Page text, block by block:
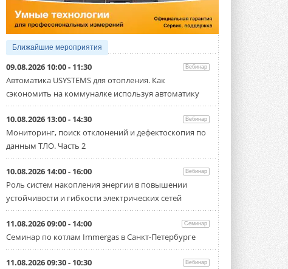
21-й ежегодный форум
«ЦОД-2026»
Мероприятие пройдет 2-3 сентября в
отеле Radisson Slavyanskaya. Форум
посетит более двух тысяч участников ...
5 АВГУСТА 2026
Китайская Shenling представила
линейку тепловых насосов
«воздух-вода» на R290
Серия ThermaX R290 All-In-One
включает три модели ...
Тепловые насосы в связке с
солнечной генерацией и
накопителем снижают
потребление на 60%
Исследователи из Италии установили ...
4 АВГУСТА 2026
«РУСКЛИМАТ Fest 2026» в Уфе
собрал свыше 700 профи
климатической отрасли
Организатором выступил торгово-
производственный холдинг ...
Ближайшие мероприятия
09.08.2026 10:00 - 11:30 Вебинар
Автоматика USYSTEMS для отопления. Как
сэкономить на коммуналке используя автоматику
10.08.2026 13:00 - 14:30 Вебинар
Мониторинг, поиск отклонений и дефектоскопия по
данным ТЛО. Часть 2
10.08.2026 14:00 - 16:00 Вебинар
Роль систем накопления энергии в повышении
устойчивости и гибкости электрических сетей
11.08.2026 09:00 - 14:00 Семинар
Семинар по котлам Immergas в Санкт-Петербурге
11.08.2026 09:30 - 10:30 Вебинар